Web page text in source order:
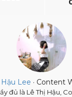
Hậu Lee · Content
đủ là Lê Thị Hậu,